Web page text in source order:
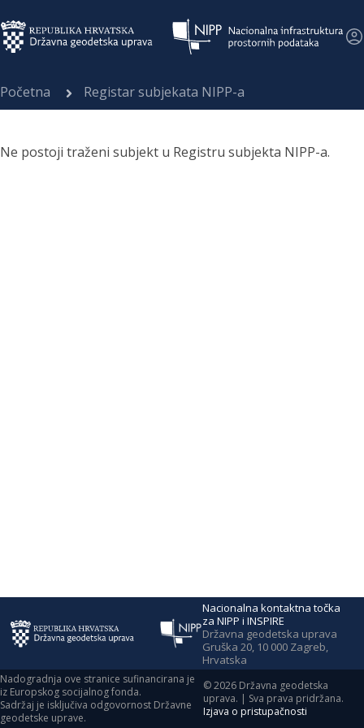
Početna Registar subjekata NIPP-a
Ne postoji traženi subjekt u Registru subjekta NIPP-a.
Nacionalna kontaktna točka
za NIPP i INSPIRE
Državna geodetska uprava
Gruška 20, 10 000 Zagreb,
Hrvatska
Nadogradnja ove stranice sufinancirana je
iz Europskog socijalnog fonda.
Sadržaj je isključiva odgovornost Državne
geodetske uprave.
©2026 Državna geodetska
uprava. | Sva prava pridržana.
Izjava o pristupačnosti